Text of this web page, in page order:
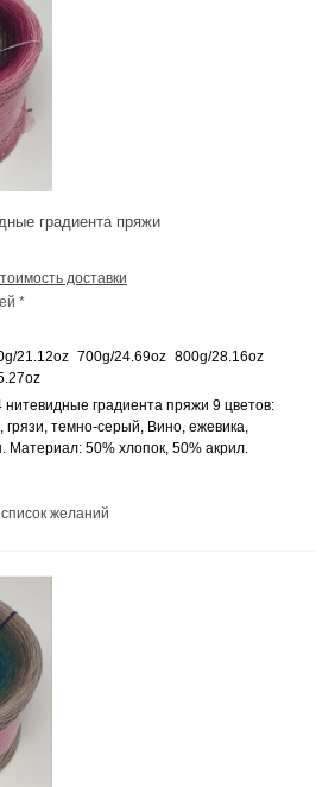
градиента пряжи
доставки
*
21.12oz 700g/24.69oz 800g/28.16oz
градиента пряжи 9 цветов:
грязи, темно-серый, Вино, ежевика,
Материал: 50% хлопок, 50% акрил.
желаний